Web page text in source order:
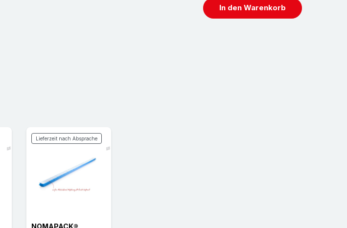
Produkte auf deren Eignung bezüglich Einsatzzweck sowie deren
In den Warenkorb
Lieferzeit nach Absprache
NOMAPACK®